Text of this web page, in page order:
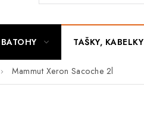
BATOHY TAŠKY, KABELKY
Mammut Xeron Sacoche 2l